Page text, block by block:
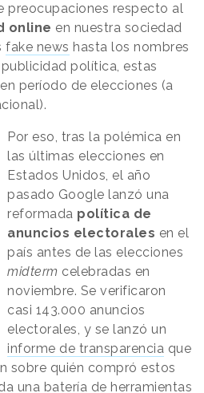
preocupaciones respecto al
online en nuestra sociedad
fake news hasta los nombres
política, estas
período de elecciones (a
Por eso, tras la polémica en
las últimas elecciones en
Estados Unidos, el año
pasado Google lanzó una
reformada política de
anuncios electorales en el
país antes de las elecciones
midterm celebradas en
noviembre. Se verificaron
casi 143.000 anuncios
electorales, y se lanzó un
informe de transparencia que
sobre quién compró estos
una batería de herramientas